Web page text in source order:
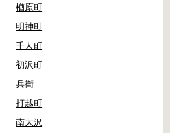
楢原町
明神町
千人町
初沢町
兵衛
打越町
南大沢